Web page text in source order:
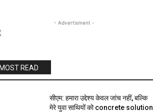
- Advertisment -
MOST READ
सीएम: हमारा उद्देश्य केवल जांच नहीं, बल्कि
मेरे युवा साथियों को concrete solution